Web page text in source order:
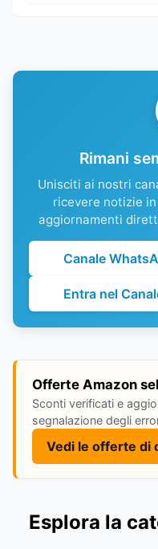
Rimani
Unisciti ai nostri
ricevere notizie
aggiornamenti
Canale
Entra nel
Offerte Amazon
Sconti verificati e
segnalazione degli
Vedi le offerte di
Esplora la